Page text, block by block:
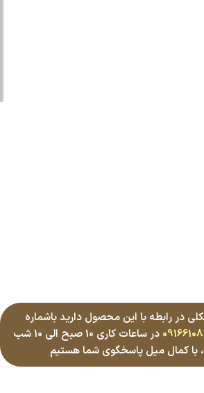
در رابطه با این محصول دارید باشماره
در ساعات کاری 10 صبح الی 10 شب
با کمال میل پاسخگوی شما هستیم